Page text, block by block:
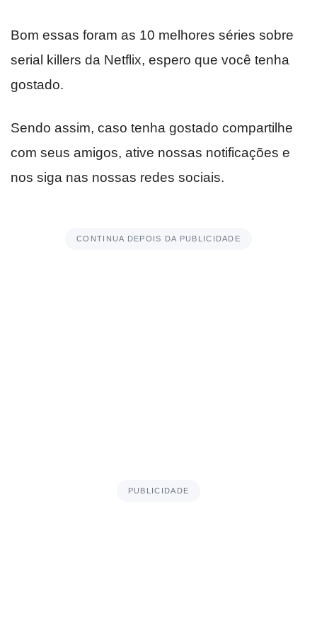
Bom essas foram as 10 melhores séries sobre
serial killers da Netflix, espero que você tenha
gostado.
Sendo assim, caso tenha gostado compartilhe
com seus amigos, ative nossas notificações e
nos siga nas nossas redes sociais.
CONTINUA DEPOIS DA PUBLICIDADE
PUBLICIDADE